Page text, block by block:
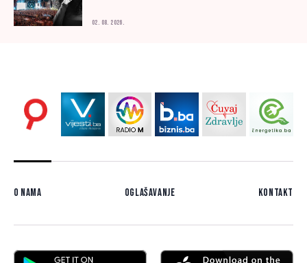
02. 08. 2026.
O nama Oglašavanje Kontakt